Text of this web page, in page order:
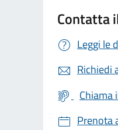
Contatta
Leggi le
Richiedi
Chiama
Prenota